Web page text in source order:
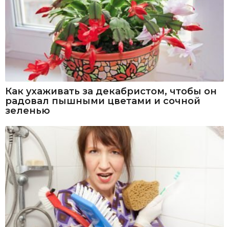
Как ухаживать за декабристом, чтобы он
радовал пышными цветами и сочной
зеленью